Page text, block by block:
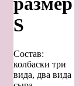
S
Состав:
колбаски три
вида, два вида